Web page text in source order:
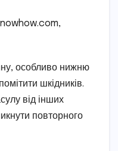
особливо нижню
шкідників.
від інших
повторного